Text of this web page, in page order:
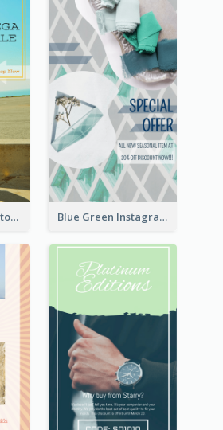
Yello Instagram Story Blue Green Instagram Story